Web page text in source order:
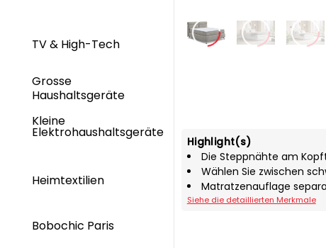
TV & High-Tech
Grosse
Haushaltsgeräte
Kleine
Elektrohaushaltsgeräte
Heimtextilien
Bobochic Paris
Highlight(s)
Die Steppnähte am
Wählen Sie zwischen
Matratzenauflage
Siehe die detaillierten Merkmale